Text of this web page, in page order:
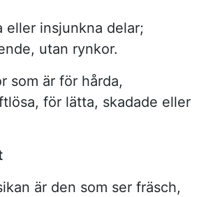
eller insjunkna delar;
utan rynkor.
som är för hårda,
för lätta, skadade eller
är den som ser fräsch,